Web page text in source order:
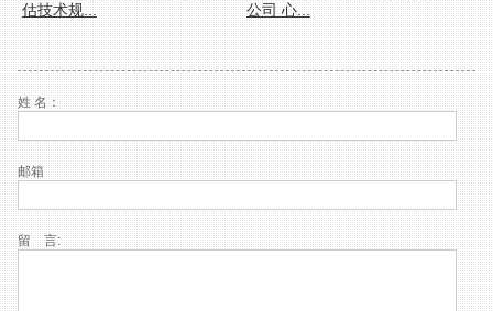
估技术规...
公司 心...
姓 名：
邮箱
留 言: